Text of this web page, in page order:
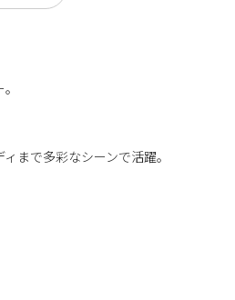
まで多彩なシーンで活躍。